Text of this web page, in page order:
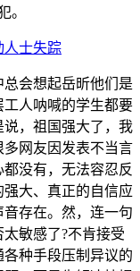
。
人士失踪
会想起岳昕他们是
人呐喊的学生都要
，祖国强大了，我
网友因发表不当言
没有，无法容忍反
大、真正的自信应
存在。然，连一句
敏感了?不肯接受
种手段压制异议的